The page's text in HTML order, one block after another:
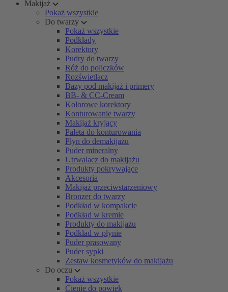
Makijaż
Pokaż wszystkie
Do twarzy
Pokaż wszystkie
Podkłady
Korektory
Pudry do twarzy
Róż do policzków
Rozświetlacz
Bazy pod makijaż i primery
BB- & CC-Cream
Kolorowe korektory
Konturowanie twarzy
Makijaż kryjący
Paleta do konturowania
Płyn do demakijażu
Puder mineralny
Utrwalacz do makijażu
Produkty pokrywające
Akcesoria
Makijaż przeciwstarzeniowy
Bronzer do twarzy
Podkład w kompakcie
Podkład w kremie
Produkty do makijażu
Podkład w płynie
Puder prasowany
Puder sypki
Zestaw kosmetyków do makijażu
Do oczu
Pokaż wszystkie
Cienie do powiek